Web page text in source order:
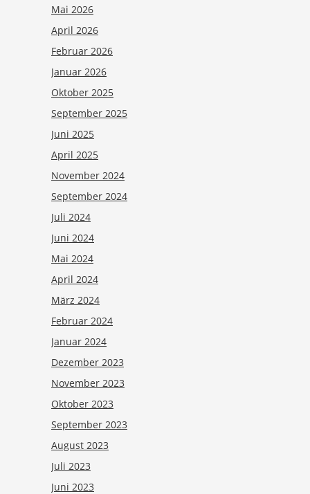
Mai 2026
April 2026
Februar 2026
Januar 2026
Oktober 2025
September 2025
Juni 2025
April 2025
November 2024
September 2024
Juli 2024
Juni 2024
Mai 2024
April 2024
März 2024
Februar 2024
Januar 2024
Dezember 2023
November 2023
Oktober 2023
September 2023
August 2023
Juli 2023
Juni 2023